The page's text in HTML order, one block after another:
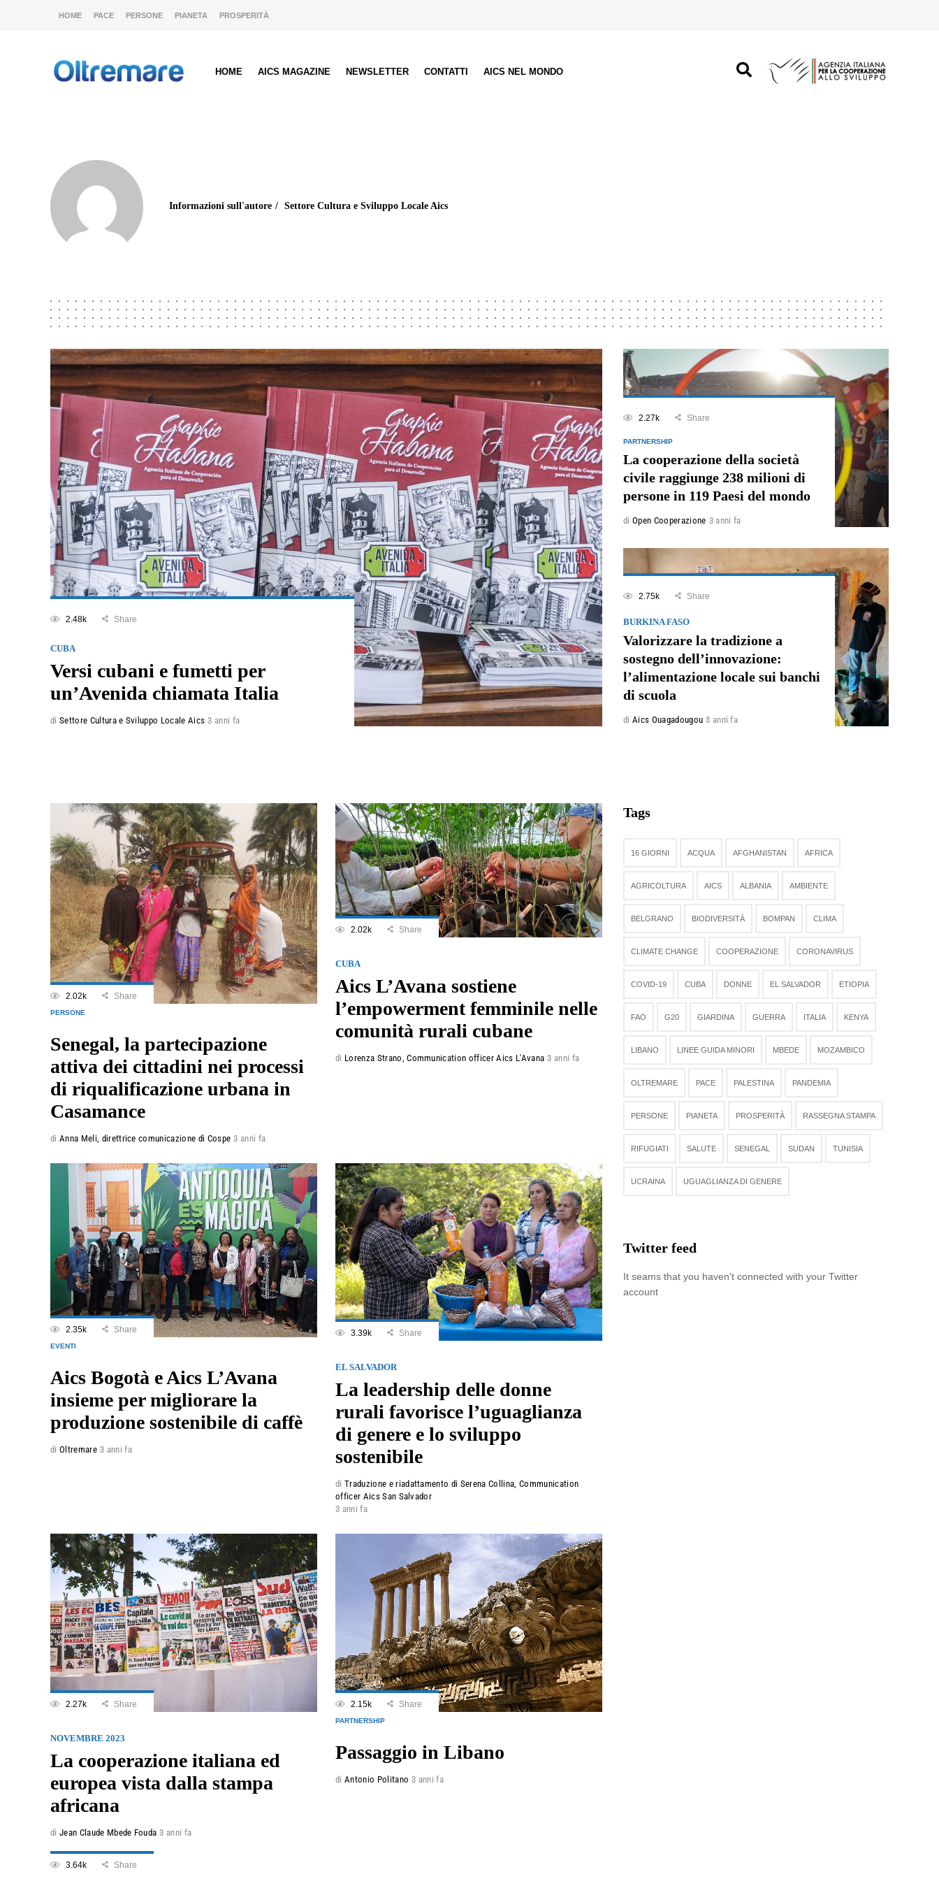
HOME PACE PERSONE PIANETA PROSPERITÀ
HOME AICS MAGAZINE NEWSLETTER CONTATTI AICS NEL MONDO
Informazioni sull'autore Settore Cultura e Sviluppo Locale Aics
2.48k Share
CUBA
Versi cubani e fumetti per
un’Avenida chiamata Italia
di Settore Cultura e Sviluppo Locale Aics 3 anni fa
2.27k Share
PARTNERSHIP
La cooperazione della società
civile raggiunge 238 milioni di
persone in 119 Paesi del mondo
diOpen Cooperazione 3 anni fa
2.75k Share
BURKINA FASO
Valorizzare la tradizione a
sostegno dell’innovazione:
l’alimentazione locale sui banchi
di scuola
diAics Ouagadougou 3 anni fa
2.02k Share
PERSONE
Senegal, la partecipazione
attiva dei cittadini nei processi
di riqualificazione urbana in
Casamance
di Anna Meli, direttrice comunicazione di Cospe 3 anni fa
2.02k Share
CUBA
Aics L’Avana sostiene
l’empowerment femminile nelle
comunità rurali cubane
di Lorenza Strano, Communication officer Aics L'Avana 3 anni fa
2.35k Share
EVENTI
Aics Bogotà e Aics L’Avana
insieme per migliorare la
produzione sostenibile di caffè
di Oltremare 3 anni fa
3.39k Share
EL SALVADOR
La leadership delle donne
rurali favorisce l’uguaglianza
di genere e lo sviluppo
sostenibile
di Traduzione e riadattamento di Serena Collina, Communication
officer Aics San Salvador
3 anni fa
2.27k Share
NOVEMBRE 2023
La cooperazione italiana ed
europea vista dalla stampa
africana
di Jean Claude Mbede Fouda 3 anni fa
2.15k Share
PARTNERSHIP
Passaggio in Libano
di Antonio Politano 3 anni fa
3.64k Share
Tags
16 GIORNI ACQUA AFGHANISTAN AFRICA
AGRICOLTURA AICS ALBANIA AMBIENTE
BELGRANO BIODIVERSITÀ BOMPAN CLIMA
CLIMATE CHANGE COOPERAZIONE CORONAVIRUS
COVID-19 CUBA DONNE EL SALVADOR ETIOPIA
FAO G20 GIARDINA GUERRA ITALIA KENYA
LIBANO LINEE GUIDA MINORI MBEDE MOZAMBICO
OLTREMARE PACE PALESTINA PANDEMIA
PERSONE PIANETA PROSPERITÀ RASSEGNA STAMPA
RIFUGIATI SALUTE SENEGAL SUDAN TUNISIA
UCRAINA UGUAGLIANZA DI GENERE
Twitter feed
It seams that you haven't connected with your Twitter
account